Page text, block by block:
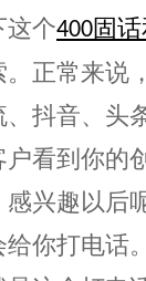
这个400固
。正常来说
、抖音、头
户看到你的
感兴趣以后
你打电话。